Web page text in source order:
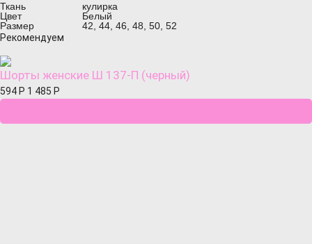
Ткань
кулирка
Цвет
Белый
Размер
42, 44, 46, 48, 50, 52
Рекомендуем
Шорты женские Ш 137-П (черный)
594 Р 1 485 Р